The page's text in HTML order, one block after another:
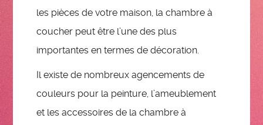
les pièces de votre maison, la chambre à
coucher peut être l’une des plus
importantes en termes de décoration.
Il existe de nombreux agencements de
couleurs pour la peinture, l’ameublement
et les accessoires de la chambre à